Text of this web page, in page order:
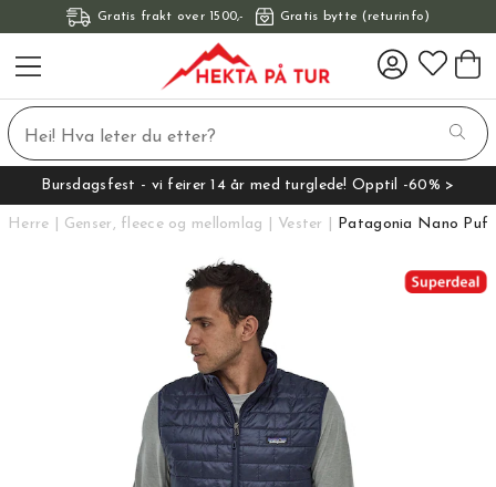
Gratis frakt over 1500,- Gratis bytte (returinfo)
Bursdagsfest - vi feirer 14 år med turglede! Opptil -60% >
Herre Genser, fleece og mellomlag Vester Patagonia Nano